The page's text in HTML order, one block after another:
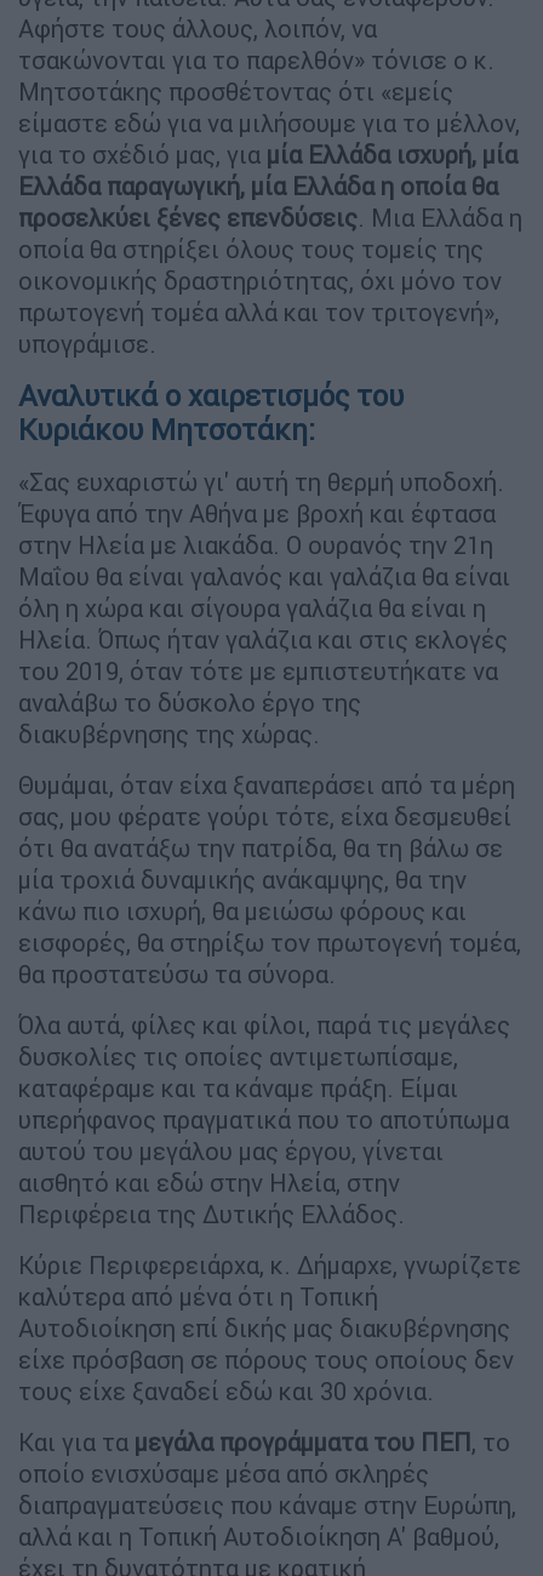
Αφήστε τους άλλους, λοιπόν, να
τσακώνονται για το παρελθόν» τόνισε ο κ.
Μητσοτάκης προσθέτοντας ότι «εμείς
είμαστε εδώ για να μιλήσουμε για το μέλλον,
για το σχέδιό μας, για μία Ελλάδα ισχυρή, μία
Ελλάδα παραγωγική, μία Ελλάδα η οποία θα
προσελκύει ξένες επενδύσεις. Μια Ελλάδα η
οποία θα στηρίξει όλους τους τομείς της
οικονομικής δραστηριότητας, όχι μόνο τον
πρωτογενή τομέα αλλά και τον τριτογενή»,
υπογράμισε.
Αναλυτικά ο χαιρετισμός του
Κυριάκου Μητσοτάκη:
«Σας ευχαριστώ γι' αυτή τη θερμή υποδοχή.
Έφυγα από την Αθήνα με βροχή και έφτασα
στην Ηλεία με λιακάδα. O ουρανός την 21η
Μαΐου θα είναι γαλανός και γαλάζια θα είναι
όλη η χώρα και σίγουρα γαλάζια θα είναι η
Ηλεία. Όπως ήταν γαλάζια και στις εκλογές
του 2019, όταν τότε με εμπιστευτήκατε να
αναλάβω το δύσκολο έργο της
διακυβέρνησης της χώρας.
Θυμάμαι, όταν είχα ξαναπεράσει από τα μέρη
σας, μου φέρατε γούρι τότε, είχα δεσμευθεί
ότι θα ανατάξω την πατρίδα, θα τη βάλω σε
μία τροχιά δυναμικής ανάκαμψης, θα την
κάνω πιο ισχυρή, θα μειώσω φόρους και
εισφορές, θα στηρίξω τον πρωτογενή τομέα,
θα προστατεύσω τα σύνορα.
Όλα αυτά, φίλες και φίλοι, παρά τις μεγάλες
δυσκολίες τις οποίες αντιμετωπίσαμε,
καταφέραμε και τα κάναμε πράξη. Είμαι
υπερήφανος πραγματικά που το αποτύπωμα
αυτού του μεγάλου μας έργου, γίνεται
αισθητό και εδώ στην Ηλεία, στην
Περιφέρεια της Δυτικής Ελλάδος.
Κύριε Περιφερειάρχα, κ. Δήμαρχε, γνωρίζετε
καλύτερα από μένα ότι η Τοπική
Αυτοδιοίκηση επί δικής μας διακυβέρνησης
είχε πρόσβαση σε πόρους τους οποίους δεν
τους είχε ξαναδεί εδώ και 30 χρόνια.
Και για τα μεγάλα προγράμματα του ΠΕΠ, το
οποίο ενισχύσαμε μέσα από σκληρές
διαπραγματεύσεις που κάναμε στην Ευρώπη,
αλλά και η Τοπική Αυτοδιοίκηση Α' βαθμού,
έχει τη δυνατότητα με κρατική